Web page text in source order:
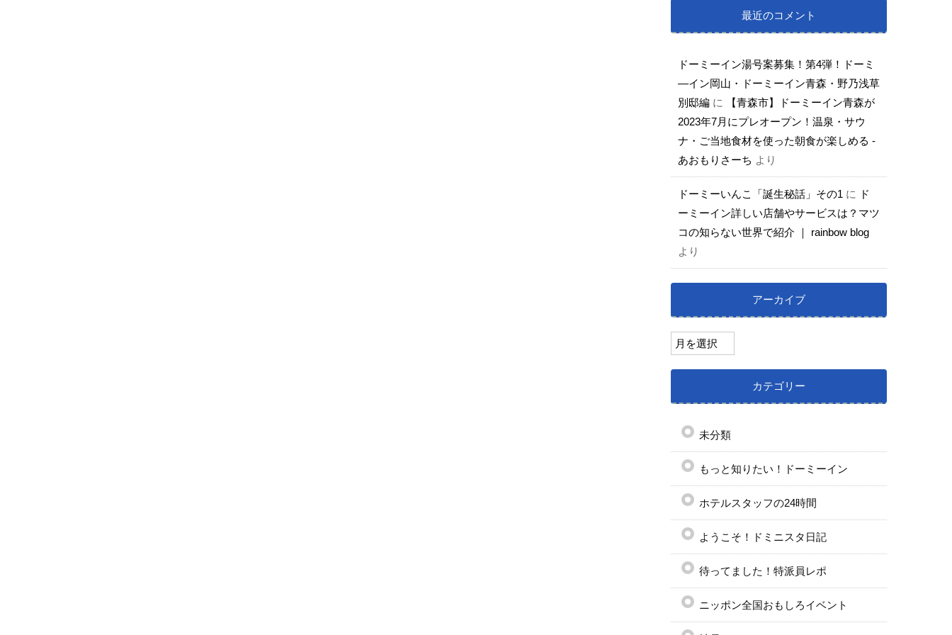
最近のコメント
ドーミーイン湯号案募集！第4弾！ドーミ
―イン岡山・ドーミーイン青森・野乃浅草
別邸編に
【青森市】ドーミーイン青森が
2023年7月にプレオープン！温泉・サウ
ナ・ご当地食材を使った朝食が楽しめる -
あおもりさーち より
ドーミーいんこ「誕生秘話」その1 に
ド
ーミーイン詳しい店舗やサービスは？マツ
コの知らない世界で紹介 ｜ rainbow blog
より
アーカイブ
カテゴリー
未分類
もっと知りたい！ドーミーイン
ホテルスタッフの24時間
ようこそ！ドミニスタ日記
待ってました！特派員レポ
ニッポン全国おもしろイベント